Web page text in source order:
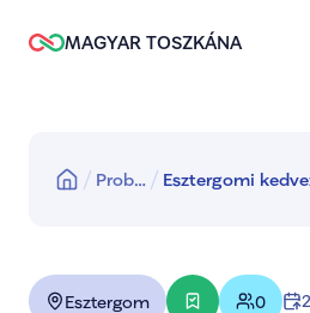
MAGYAR TOSZKÁNA
Prob… Esztergomi
Esztergom 0